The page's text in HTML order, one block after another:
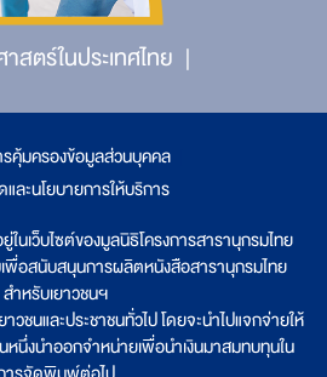
สตร์ในประเทศไทย
รคุ้มครองข้อมูลส่วนบุคคล
ละนโยบายการให้บริการ
นเว็บไซต์ของมูลนิธิโครงการสารานุกรมไทย
พื่อสนับสนุนการผลิตหนังสือสารานุกรมไทย
สำหรับเยาวชนฯ
วชนและประชาชนทั่วไป โดยจะนำไปแจกจ่ายให้
นหนึ่งนำออกจำหน่ายเพื่อนำเงินมาสมทบทุนใน